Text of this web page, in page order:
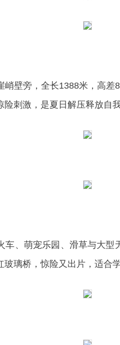
峭壁旁，全长1388米，高
刺激，是夏日解压释放自
车、萌宠乐园、滑草与大
璃桥，惊险又出片，适合